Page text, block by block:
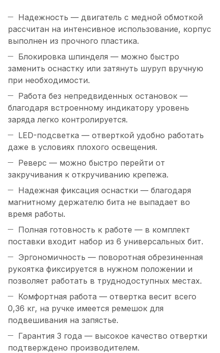
Надежность — двигатель с медной обмоткой
рассчитан на интенсивное использование, корпус
выполнен из прочного пластика.
Блокировка шпинделя — можно быстро
заменить оснастку или затянуть шуруп вручную
при необходимости.
Работа без непредвиденных остановок —
благодаря встроенному индикатору уровень
заряда легко контролируется.
LED-подсветка — отверткой удобно работать
даже в условиях плохого освещения.
Реверс — можно быстро перейти от
закручивания к откручиванию крепежа.
Надежная фиксация оснастки — благодаря
магнитному держателю бита не выпадает во
время работы.
Полная готовность к работе — в комплект
поставки входит набор из 6 универсальных бит.
Эргономичность — поворотная обрезиненная
рукоятка фиксируется в нужном положении и
позволяет работать в труднодоступных местах.
Комфортная работа — отвертка весит всего
0,36 кг, на ручке имеется ремешок для
подвешивания на запястье.
Гарантия 3 года — высокое качество отвертки
подтверждено производителем.